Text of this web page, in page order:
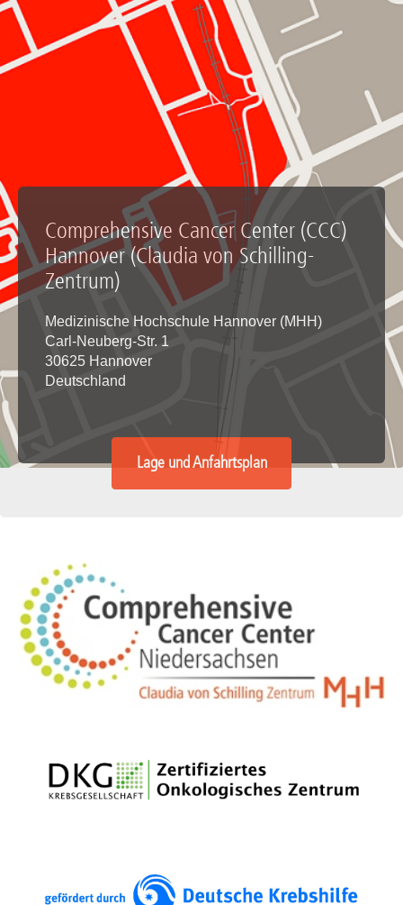
Comprehensive Cancer Center (CCC)
Hannover (Claudia von Schilling-
Zentrum)
Medizinische Hochschule Hannover (MHH)
Carl-Neuberg-Str. 1
30625 Hannover
Deutschland
Lage und Anfahrtsplan